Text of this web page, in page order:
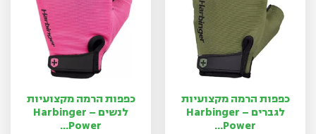
כפפות הרמה מקצועיות
לגברים – Harbinger
Power...
כפפות הרמה מקצועיות
לנשים – Harbinger
Power...